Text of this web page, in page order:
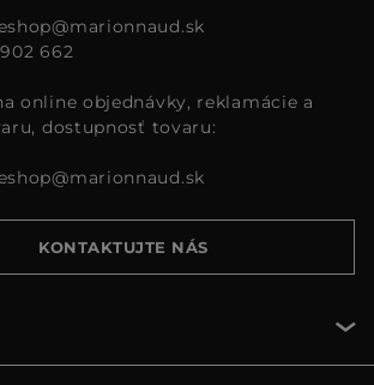
662
online objednávky, reklamácie a
dostupnosť tovaru:
KONTAKTUJTE NÁS